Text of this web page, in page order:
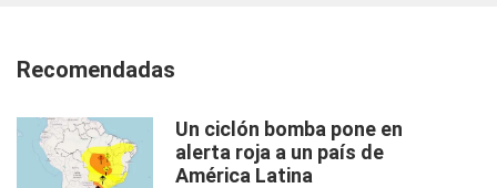
Recomendadas
Un ciclón bomba pone en
alerta roja a un país de
América Latina